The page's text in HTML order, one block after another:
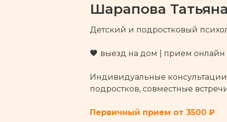
Шарапова
Детский и подростковый
🧡 выезд на дом | прием
Индивидуальные консультации
подростков, совместные
Первичный прием от 3500 ₽